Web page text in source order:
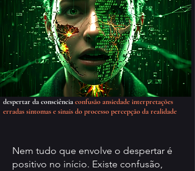
despertar da consciência confusão ansiedade interpretações
erradas sintomas e sinais do processo percepção da realidade
Nem tudo que envolve o despertar é
positivo no início. Existe confusão,